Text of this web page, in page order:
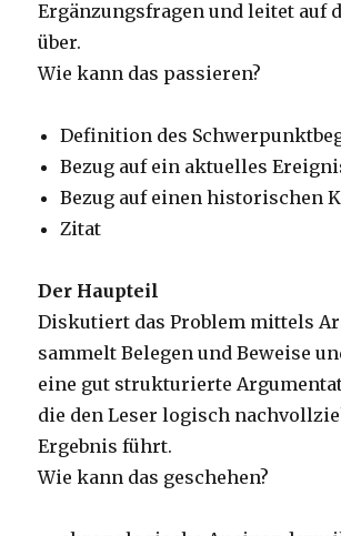
Ergänzungsfragen und leitet auf
über.
Wie kann das passieren?
Definition des
Bezug auf ein aktuelles
Bezug auf einen historischen
Zitat
Der Haupteil
Diskutiert das Problem mittels
sammelt Belegen und Beweise
eine gut strukturierte
die den Leser logisch
Ergebnis führt.
Wie kann das geschehen?